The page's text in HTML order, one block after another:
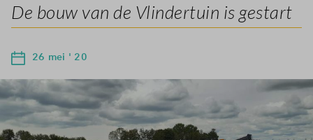
De bouw van de Vlindertuin is gestart
26 mei ' 20